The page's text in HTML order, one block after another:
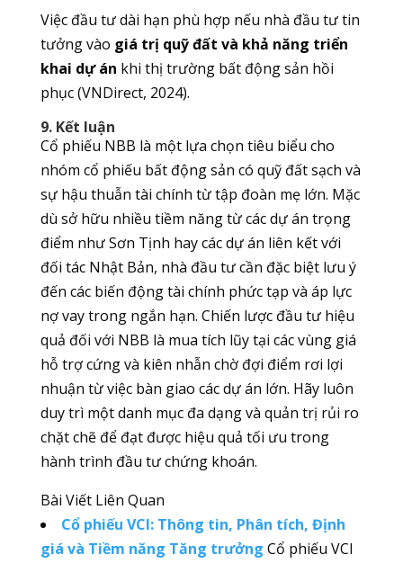
Việc đầu tư dài hạn phù hợp nếu nhà đầu tư tin
tưởng vào giá trị quỹ đất và khả năng triển
khai dự án khi thị trường bất động sản hồi
phục (VNDirect, 2024).
9. Kết luận
Cổ phiếu NBB là một lựa chọn tiêu biểu cho
nhóm cổ phiếu bất động sản có quỹ đất sạch và
sự hậu thuẫn tài chính từ tập đoàn mẹ lớn. Mặc
dù sở hữu nhiều tiềm năng từ các dự án trọng
điểm như Sơn Tịnh hay các dự án liên kết với
đối tác Nhật Bản, nhà đầu tư cần đặc biệt lưu ý
đến các biến động tài chính phức tạp và áp lực
nợ vay trong ngắn hạn. Chiến lược đầu tư hiệu
quả đối với NBB là mua tích lũy tại các vùng giá
hỗ trợ cứng và kiên nhẫn chờ đợi điểm rơi lợi
nhuận từ việc bàn giao các dự án lớn. Hãy luôn
duy trì một danh mục đa dạng và quản trị rủi ro
chặt chẽ để đạt được hiệu quả tối ưu trong
hành trình đầu tư chứng khoán.
Bài Viết Liên Quan
Cổ phiếu VCI: Thông tin, Phân tích, Định
giá và Tiềm năng Tăng trưởng Cổ phiếu VCI